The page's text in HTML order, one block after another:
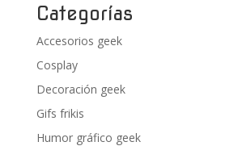
Categorías
Accesorios geek
Cosplay
Decoración geek
Gifs frikis
Humor gráfico geek